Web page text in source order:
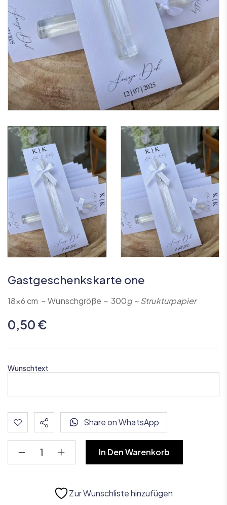
Gastgeschenkskarte one
18×6 cm ~ Wunschgröße ~ 300g ~ Strukturpapier
0,50 €
Wunschtext
In Den Warenkorb
Share on WhatsApp
Zur Wunschliste hinzufügen